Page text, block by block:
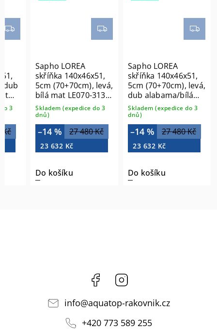
dub
3
Kč
Sapho LOREA
skříňka 140x46x51,
5cm (70+70cm), levá,
bílá mat LE070-3131-
L-04
Skladem (expedice do 3
dnů)
27 480 Kč
–14 %
23 632 Kč
Do košíku
Sapho LOREA
skříňka 140x46x51,
5cm (70+70cm), levá,
dub alabama/bílá
mat LE070-2231-L-05
Skladem (expedice do 3
dnů)
27 480 Kč
–14 %
23 632 Kč
Do košíku
Facebook
info@aquatop-rakovnik.cz
+420 773 589 255